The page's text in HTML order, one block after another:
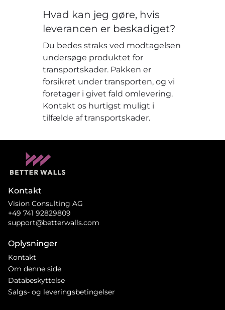
Hvad kan jeg gøre, hvis
leverancen er beskadiget?
Du bedes straks ved modtagelsen
undersøge produktet for
transportskader. Pakken er
forsikret under transporten, og vi
foretager i givet fald omlevering.
Kontakt os hurtigst muligt i
tilfælde af transportskader.
Kontakt
Vision Consulting AG
+49 741 92829809
support@betterwalls.com
Oplysninger
Kontakt
Om denne side
Databeskyttelse
Salgs- og leveringsbetingelser